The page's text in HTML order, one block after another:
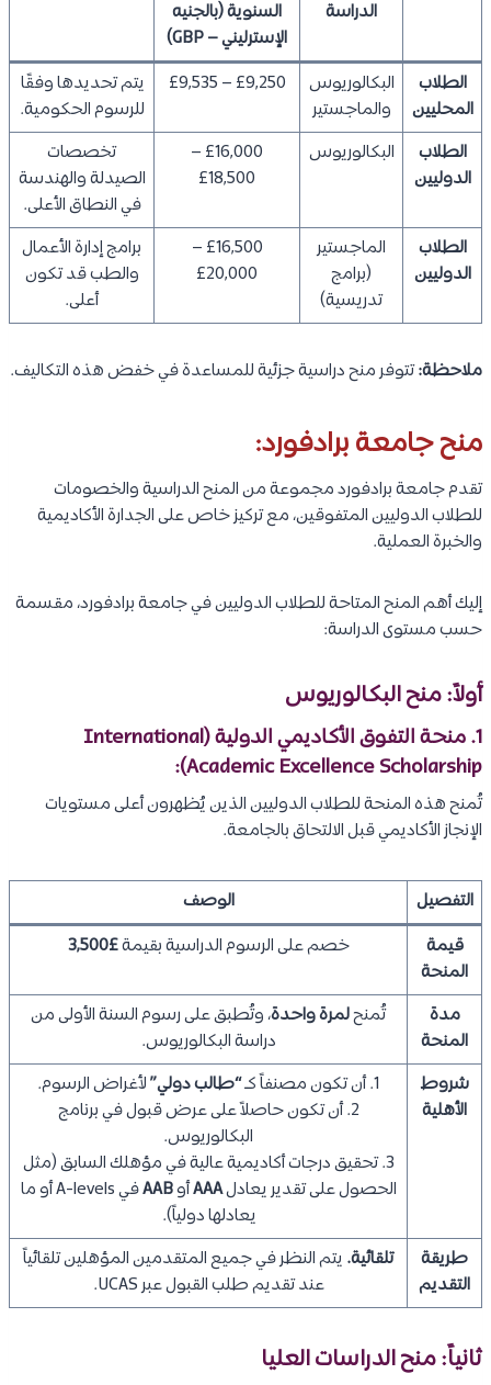
الدراسة
السنوية (بالجنيه
الإسترليني – GBP)
الطلاب
المحليين
البكالوريوس
والماجستير
£9,250 – £9,535
يتم تحديدها وفقًا
للرسوم الحكومية.
الطلاب
الدوليين
البكالوريوس
£16,000 –
£18,500
تخصصات
الصيدلة والهندسة
في النطاق الأعلى.
الطلاب
الدوليين
الماجستير
(برامج
تدريسية)
£16,500 –
£20,000
برامج إدارة الأعمال
والطب قد تكون
أعلى.
ملاحظة:تتوفر منح دراسية جزئية للمساعدة في خفض هذه التكاليف.
منح جامعة برادفورد:
تقدم جامعة برادفورد مجموعة من المنح الدراسية والخصومات
للطلاب الدوليين المتفوقين، مع تركيز خاص على الجدارة الأكاديمية
والخبرة العملية.
إليك أهم المنح المتاحة للطلاب الدوليين في جامعة برادفورد، مقسمة
حسب مستوى الدراسة:
أولاً: منح البكالوريوس
1. منحة التفوق الأكاديمي الدولية (International
Academic Excellence Scholarship):
تُمنح هذه المنحة للطلاب الدوليين الذين يُظهرون أعلى مستويات
الإنجاز الأكاديمي قبل الالتحاق بالجامعة.
التفصيل
الوصف
قيمة
المنحة
خصم على الرسوم الدراسية بقيمة£3,500
مدة
المنحة
تُمنحلمرة واحدة، وتُطبق على رسوم السنة الأولى من
دراسة البكالوريوس.
شروط
الأهلية
1. أن تكون مصنفاً كـ “طالب دولي”لأغراض الرسوم.
2. أن تكون حاصلاً على عرض قبول في برنامج
البكالوريوس.
3. تحقيق درجات أكاديمية عالية في مؤهلك السابق (مثل
الحصول على تقدير يعادلAAAأوAAB
في A-levels أو ما
يعادلها دولياً).
طريقة
التقديم
تلقائية. يتم النظر في جميع المتقدمين المؤهلين تلقائياً
عند تقديم طلب القبول عبر UCAS.
ثانياً: منح الدراسات العليا